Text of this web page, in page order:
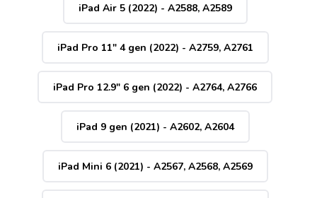
iPad Air 5 (2022) - A2588, A2589
iPad Pro 11" 4 gen (2022) - A2759, A2761
iPad Pro 12.9" 6 gen (2022) - A2764, A2766
iPad 9 gen (2021) - A2602, A2604
iPad Mini 6 (2021) - A2567, A2568, A2569